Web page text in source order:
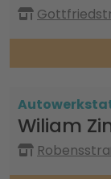
Wiliam